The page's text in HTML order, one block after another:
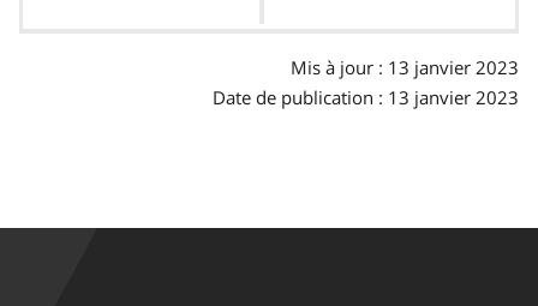
Mis à jour : 13 janvier 2023
Date de publication : 13 janvier 2023